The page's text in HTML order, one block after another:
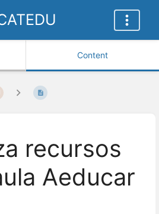
Content
recursos
Aeducar